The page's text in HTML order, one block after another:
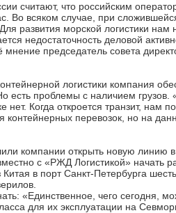
считают, что российским
всяком случае, при сложившейся
развития морской логистики нам
недостаточность деловой
мнение председатель совета
логистики компания
есть проблемы с наличием
нет. Когда откроется транзит, нам
контейнерных перевозок, но на
компании открыть новую линию в
с «РЖД Логистикой» начать
в порт Санкт-Петербурга
«Единственное, чего сегодня,
для их эксплуатации на